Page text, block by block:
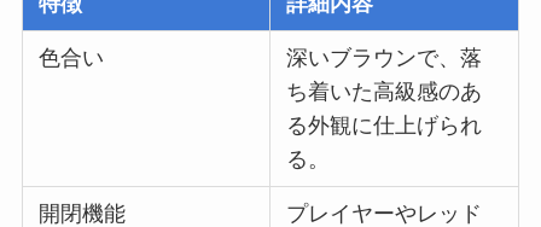
色合い
深いブラウンで、落
ち着いた高級感のあ
る外観に仕上げられ
る。
開閉機能
プレイヤーやレッド